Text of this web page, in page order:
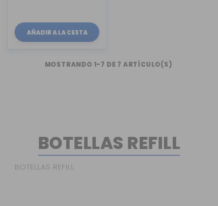
AÑADIR A LA CESTA
MOSTRANDO 1-7 DE 7 ARTÍCULO(S)
BOTELLAS REFILL
BOTELLAS REFILL